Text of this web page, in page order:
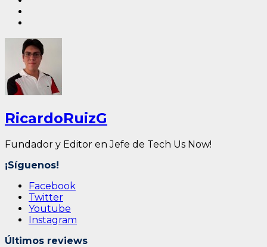
RicardoRuizG
Fundador y Editor en Jefe de Tech Us Now!
¡Síguenos!
Facebook
Twitter
Youtube
Instagram
Últimos reviews